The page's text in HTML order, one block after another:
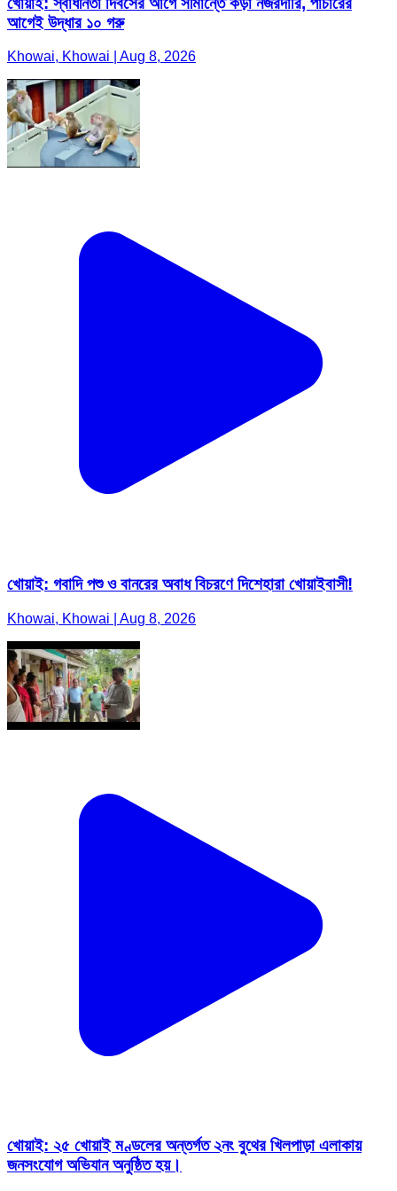
আগেই উদ্ধার ১০ গরু
Khowai, Khowai | Aug 8, 2026
খোয়াই: গবাদি পশু ও বানরের অবাধ বিচরণে দিশেহারা খোয়াইবাসী!
Khowai, Khowai | Aug 8, 2026
খোয়াই: ২৫ খোয়াই মণ্ডলের অন্তর্গত ২নং বুথের খিলপাড়া এলাকায়
জনসংযোগ অভিযান অনুষ্ঠিত হয়।